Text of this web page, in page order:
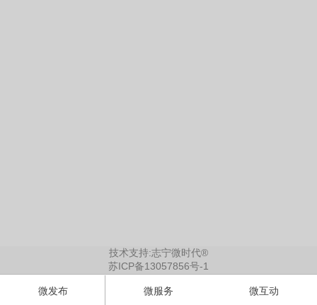
技术支持:志宁微时代®
苏ICP备13057856号-1
微发布 微服务 微互动